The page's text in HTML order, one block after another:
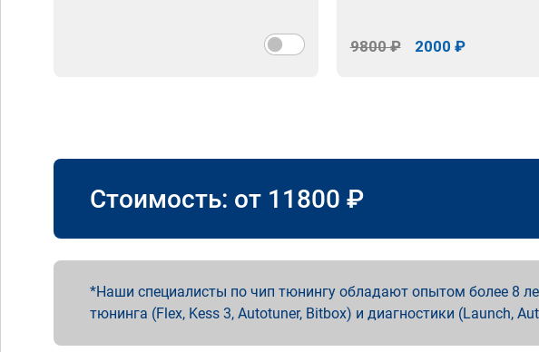
9800 ₽ 2000 ₽
Стоимость: от 11800 ₽
Наши специалисты по чип тюнингу обладают опытом более 8
тюнинга (Flex, Kess 3, Autotuner, Bitbox) и диагностики (Launch,